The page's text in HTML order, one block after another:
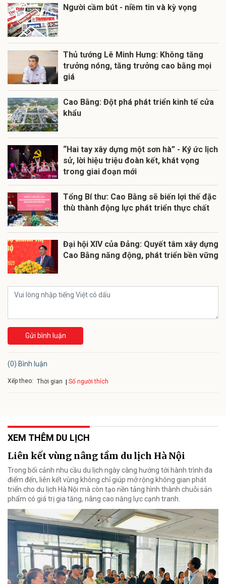
Người cầm bút - niềm tin và kỳ vọng
Thủ tướng Lê Minh Hưng: Không tăng
trưởng nóng, tăng trưởng cao bằng mọi
giá
Cao Bằng: Đột phá phát triển kinh tế cửa
khẩu
“Hai tay xây dựng một sơn hà” - Ký ức lịch
sử, lời hiệu triệu đoàn kết, khát vọng
trong giai đoạn mới
Tổng Bí thư: Cao Bằng sẽ biến lợi thế đặc
thù thành động lực phát triển thực chất
Đại hội XIV của Đảng: Quyết tâm xây dựng
Cao Bằng năng động, phát triển bền vững
Gửi bình luận
(0) Bình luận
Xếp theo: Thời gian Số người thích
XEM THÊM DU LỊCH
Liên kết vùng nâng tầm du lịch Hà Nội
Trong bối cảnh nhu cầu du lịch ngày càng hướng tới hành trình đa
điểm đến, liên kết vùng không chỉ giúp mở rộng không gian phát
triển cho du lịch Hà Nội mà còn tạo nền tảng hình thành chuỗi sản
phẩm có giá trị gia tăng, nâng cao năng lực cạnh tranh.